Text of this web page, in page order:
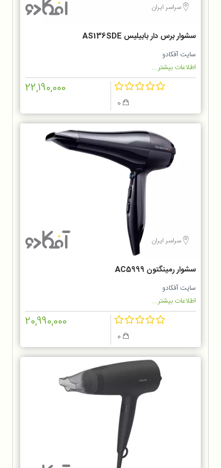
سراسر ایران
سشوار برس دار بابیلیس AS136SDE
سایت آفکادو
اطلاعات بیشتر...
22,190,000
سراسر ایران
سشوار رمینگتون AC5999
سایت آفکادو
اطلاعات بیشتر...
20,990,000